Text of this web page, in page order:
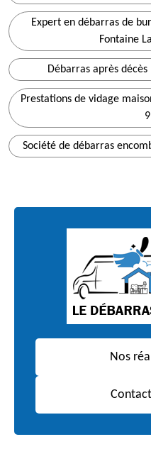
Expert en débarras de
Fontaine
Débarras après
Prestations de vidage
Société de débarras
Nos